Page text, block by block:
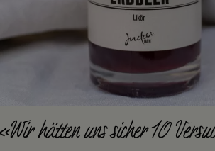
«Wir hätten uns sicher 10